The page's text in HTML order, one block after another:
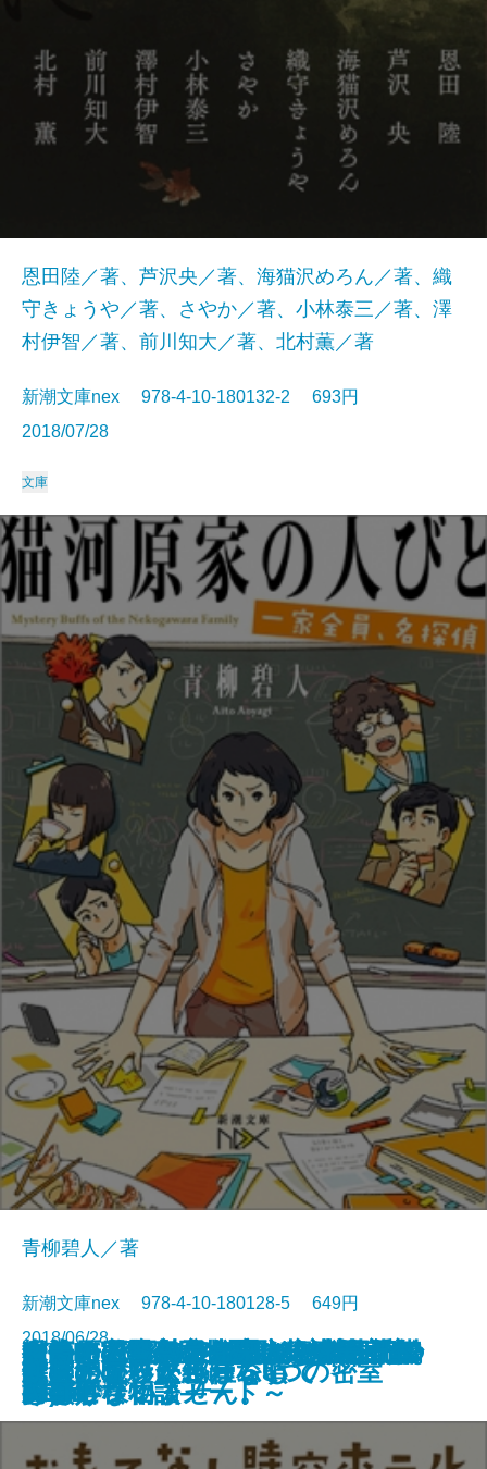
首無館の殺人
火焔の凶器―天久鷹央の事件カル
テ―
ところで死神は何処から来たので
しょう？
R.E.D. 警察庁特殊防犯対策官室
ACTIII
鍵のかかった部屋 5つの密室
ケーキ王子の名推理(スペシャリ
テ)3
マリー・アントワネットの日記
Rose
マリー・アントワネットの日記
Bleu
だから見るなといったのに―九つ
の奇妙な物語―
恩田陸／著、芦沢央／著、海猫沢めろん／著、織
守きょうや／著、さやか／著、小林泰三／著、澤
村伊智／著、前川知大／著、北村薫／著
新潮文庫nex 978-4-10-180132-2 693円
2018/07/28
文庫
猫河原家の人びと―一家全員、名
探偵―
青柳碧人／著
新潮文庫nex 978-4-10-180128-5 649円
2018/06/28
文庫電子書籍あり
おもてなし時空ホテル～桜井千鶴
のお客様相談ノート～
探偵AIのリアル・ディープラーニ
ング
時は止まったふりをして
一生に一度のこの恋にタネも仕掛
けもございません。
忘霊トランクルーム
カカノムモノ2―思い出を奪った
男―
R.E.D. 警察庁特殊防犯対策官室
ACTII
僕らの世界が終わる頃
夜空の呪いに色はない
断片のアリス